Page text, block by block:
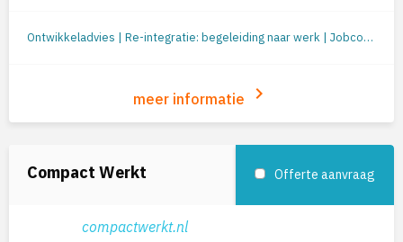
Ontwikkeladvies | Re-integratie: begeleiding naar werk | Jobcoaching | Re-integratie tweede spoor | Loopbaanbegeleiding | Mobiliteit
meer informatie keyboard_arrow_right
Compact Werkt Offerte aanvraag
compactwerkt.nl